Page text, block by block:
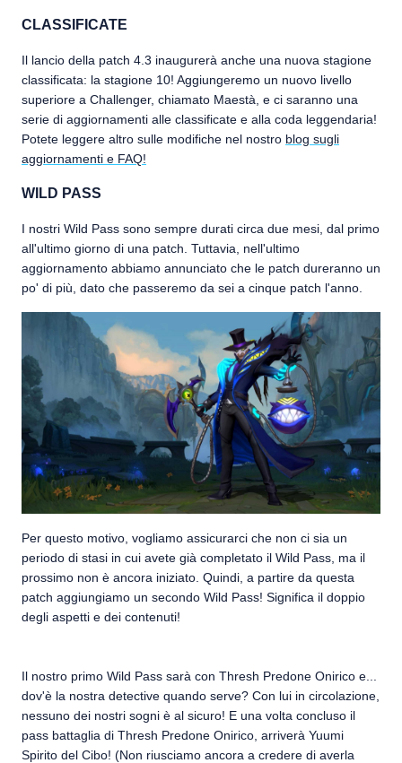
CLASSIFICATE
Il lancio della patch 4.3 inaugurerà anche una nuova stagione
classificata: la stagione 10! Aggiungeremo un nuovo livello
superiore a Challenger, chiamato Maestà, e ci saranno una
serie di aggiornamenti alle classificate e alla coda leggendaria!
Potete leggere altro sulle modifiche nel nostro blog sugli
aggiornamenti e FAQ!
WILD PASS
I nostri Wild Pass sono sempre durati circa due mesi, dal primo
all'ultimo giorno di una patch. Tuttavia, nell'ultimo
aggiornamento abbiamo annunciato che le patch dureranno un
po' di più, dato che passeremo da sei a cinque patch l'anno.
Per questo motivo, vogliamo assicurarci che non ci sia un
periodo di stasi in cui avete già completato il Wild Pass, ma il
prossimo non è ancora iniziato. Quindi, a partire da questa
patch aggiungiamo un secondo Wild Pass! Significa il doppio
degli aspetti e dei contenuti!
Il nostro primo Wild Pass sarà con Thresh Predone Onirico e...
dov'è la nostra detective quando serve? Con lui in circolazione,
nessuno dei nostri sogni è al sicuro! E una volta concluso il
pass battaglia di Thresh Predone Onirico, arriverà Yuumi
Spirito del Cibo! (Non riusciamo ancora a credere di averla